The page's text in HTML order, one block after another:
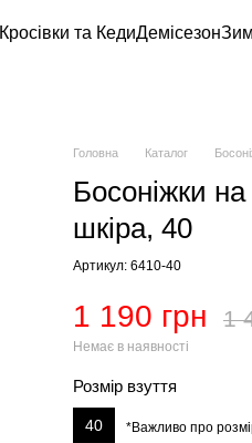
Кросівки та КедиДемісезон
Головна Каталог
Босоніжки
шкіра, 40
Артикул: 6410-40
1 190 грн 1
Немає в наявності
Розмір взуття
40 *Важливо про